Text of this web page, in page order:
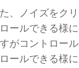
、ノイズをク
ールできる様
がコントロー
ールできる様